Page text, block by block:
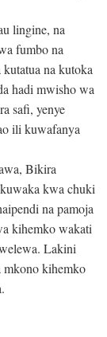
lingine, na
fumbo na
na kutoka
hadi mwisho wa
safi, yenye
ili kuwafanya
Bikira
kwa chuki
na pamoja
kihemko wakati
Lakini
kihemko